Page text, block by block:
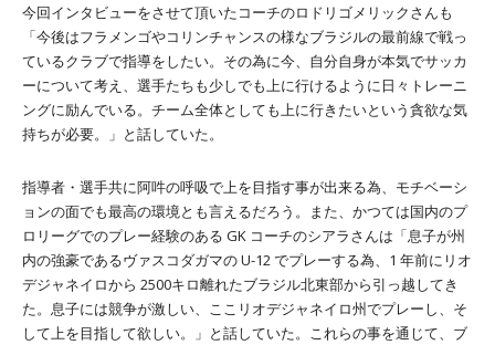
今回インタビューをさせて頂いたコーチのロドリゴメリックさんも
「今後はフラメンゴやコリンチャンスの様なブラジルの最前線で戦っ
ているクラブで指導をしたい。その為に今、自分自身が本気でサッカ
ーについて考え、選手たちも少しでも上に行けるように日々トレーニ
ングに励んでいる。チーム全体としても上に行きたいという貪欲な気
持ちが必要。」と話していた。
指導者・選手共に阿吽の呼吸で上を目指す事が出来る為、モチベーシ
ョンの面でも最高の環境とも言えるだろう。また、かつては国内のプ
ロリーグでのプレー経験のある GK コーチのシアラさんは「息子が州
内の強豪であるヴァスコダガマの U-12 でプレーする為、1 年前にリオ
デジャネイロから 2500キロ離れたブラジル北東部から引っ越してき
た。息子には競争が激しい、ここリオデジャネイロ州でプレーし、そ
して上を目指して欲しい。」と話していた。これらの事を通じて、ブ